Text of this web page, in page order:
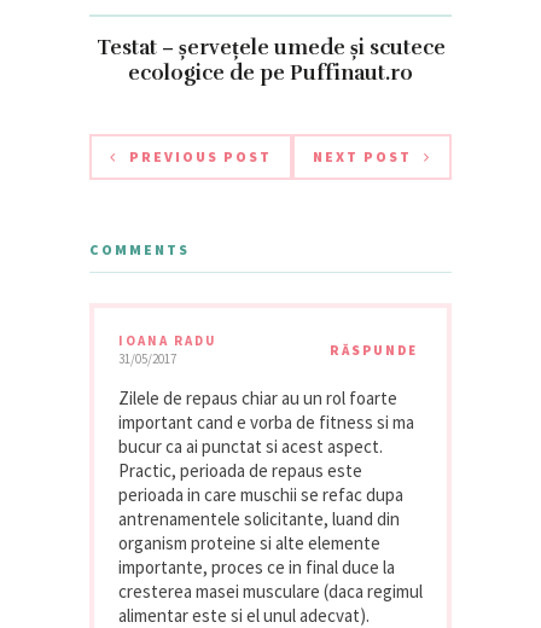
Testat – șervețele umede și scutece
ecologice de pe Puffinaut.ro
PREVIOUS POST NEXT POST
COMMENTS
IOANA RADU
31/05/2017
RĂSPUNDE
Zilele de repaus chiar au un rol foarte
important cand e vorba de fitness si ma
bucur ca ai punctat si acest aspect.
Practic, perioada de repaus este
perioada in care muschii se refac dupa
antrenamentele solicitante, luand din
organism proteine si alte elemente
importante, proces ce in final duce la
cresterea masei musculare (daca regimul
alimentar este si el unul adecvat).